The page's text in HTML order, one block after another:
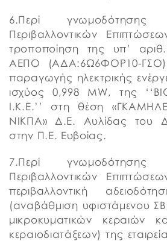
6.Περί
Περιβαλλοντικών
τροποποίηση της υπ’
ΑΕΠΟ (ΑΔΑ:6Ω6ΦΟΡ10-
παραγωγής ηλεκτρικής
ισχύος 0,998 MW, της
Ι.Κ.Ε.’’ στη θέση
ΝΙΚΠΑ» Δ.Ε. Αυλίδας του
στην Π.Ε. Ευβοίας.
7.Περί
Περιβαλλοντικών
περιβαλλοντική
(αναβάθμιση υφιστάμενου
μικροκυματικών κεραιών
κεραιοδιατάξεων) της